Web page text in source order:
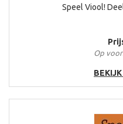
Speel Viool!
Op